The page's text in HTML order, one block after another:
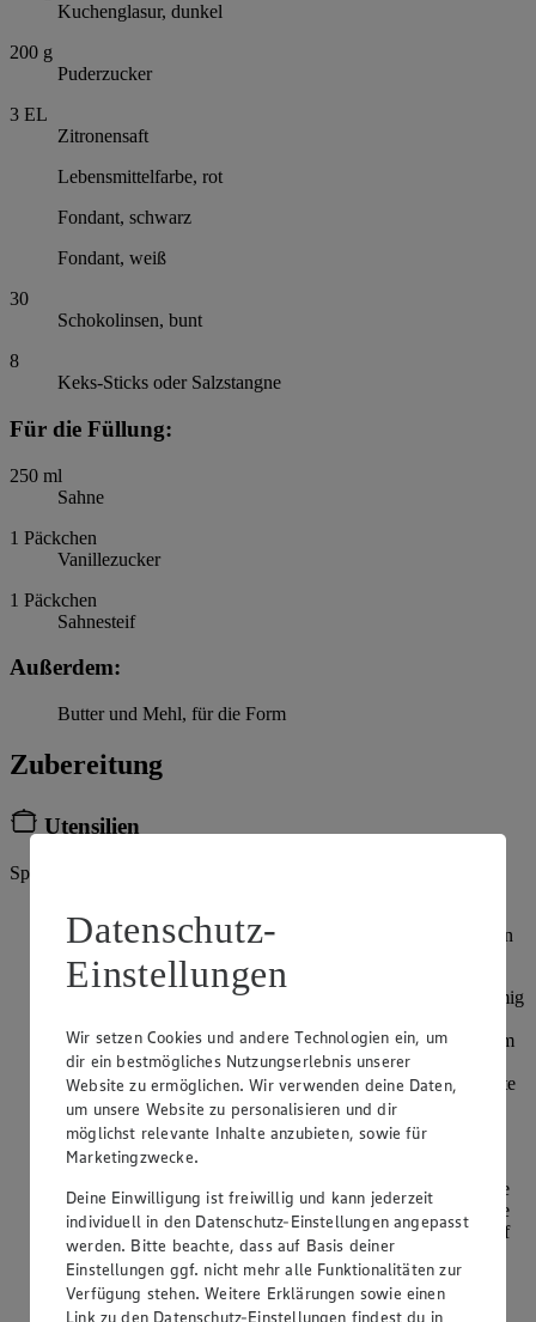
Kuchenglasur, dunkel
200 g
Puderzucker
3 EL
Zitronensaft
Lebensmittelfarbe, rot
Fondant, schwarz
Fondant, weiß
30
Schokolinsen, bunt
8
Keks-Sticks oder Salzstangne
Für die Füllung:
250 ml
Sahne
1 Päckchen
Vanillezucker
1 Päckchen
Sahnesteif
Außerdem:
Butter und Mehl, für die Form
Zubereitung
Utensilien
Springform (26 cm)
Für den Teig die Springform gut ausfetten und mit Mehl
ausstäuben, überschüssiges Mehl ausklopfen. Den Backofen
auf 190 Grad Ober- /Unterhitze vorheizen.
Butter, Zucker, Vanillezucker, Zitronenschale und Salz cremig
unterrühren. Mehl, Stärke und Backpulver mischen und zum
Schluss zusammen mit der Milch kurz unterrühren.
Schokotropfen unter den Teig heben. Teig in die vorbereitete
Form geben und glattstreichen. Im heißen Ofen auf der
mittleren Schiene 35-40 Minuten backen.
Kuchen in der Form auf einem Kuchengitter auskühlen
lassen. Dann den Kuchen aus der Form lösen und das obere
Drittel als Deckel abschneiden. Den unteren Boden auf eine
Tortenplatte legen. Den oberen Boden in einen ovalen Kopf
und zwei Flügeln schneiden.
Teile auf ein Kuchengitter legen und Backpapier
darunterlegen. Für die Dekoration Kuchenglasur nach
Datenschutz-
Einstellungen
Wir setzen Cookies und andere Technologien ein, um
dir ein bestmögliches Nutzungserlebnis unserer
Website zu ermöglichen. Wir verwenden deine Daten,
um unsere Website zu personalisieren und dir
möglichst relevante Inhalte anzubieten, sowie für
Marketingzwecke.
Deine Einwilligung ist freiwillig und kann jederzeit
individuell in den Datenschutz-Einstellungen angepasst
werden. Bitte beachte, dass auf Basis deiner
Einstellungen ggf. nicht mehr alle Funktionalitäten zur
Verfügung stehen. Weitere Erklärungen sowie einen
Link zu den Datenschutz-Einstellungen findest du in